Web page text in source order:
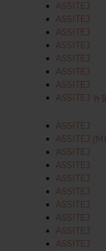
ASSITEJ
ASSITEJ
ASSITEJ
ASSITEJ
ASSITEJ
ASSITEJ
ASSITEJ
ASSITEJ 뉴
ASSITEJ
ASSITEJ
ASSITEJ
ASSITEJ
ASSITEJ
ASSITEJ
ASSITEJ
ASSITEJ
ASSITEJ
ASSITEJ